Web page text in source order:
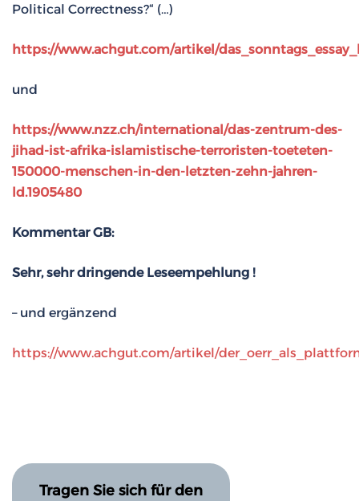
Political Correctness?“ (…)
https://www.achgut.com/artikel/
und
https://www.nzz.ch/international/das-zentrum-des-
jihad-ist-afrika-islamistische-terroristen-toeteten-
150000-menschen-in-den-letzten-zehn-jahren-
ld.1905480
Kommentar GB:
Sehr, sehr dringende Leseempehlung !
– und ergänzend
https://www.achgut.com/artikel/
Tragen Sie sich für den